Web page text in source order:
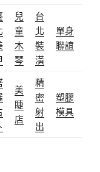
兒
童
木
琴
台
北
裝
潢
單身
聯誼
美
睫
店
精
密
射
出
塑膠
模具